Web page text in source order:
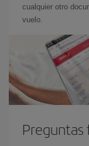
cualquier otro
vuelo.